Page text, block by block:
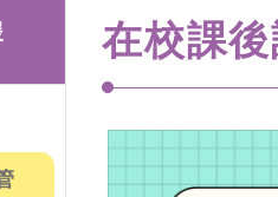
在校課